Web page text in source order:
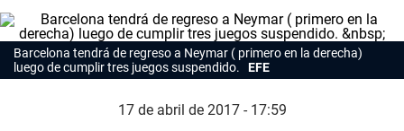
Barcelona tendrá de regreso a Neymar ( primero en la derecha)
luego de cumplir tres juegos suspendido. EFE
17 de abril de 2017 - 17:59